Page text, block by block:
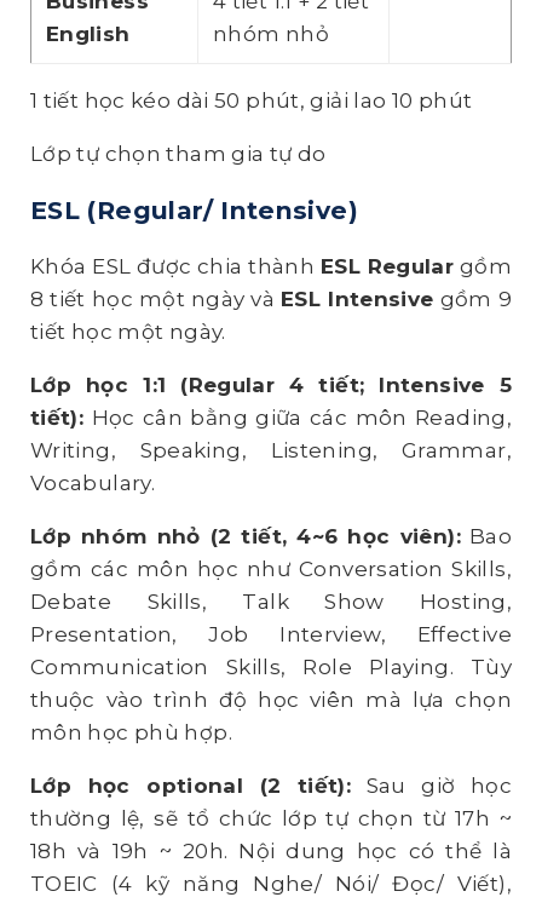
English
nhóm nhỏ
1 tiết học kéo dài 50 phút, giải lao 10 phút
Lớp tự chọn tham gia tự do
ESL (Regular/Intensive)
Khóa ESL được chia thành ESL Regular gồm
8 tiết học một ngày và ESL Intensive gồm 9
tiết học một ngày.
Lớp học 1:1 (Regular 4 tiết; Intensive 5
tiết): Học cân bằng giữa các môn Reading,
Writing, Speaking, Listening, Grammar,
Vocabulary.
Lớp nhóm nhỏ (2 tiết, 4~6 học viên):Bao
gồm các môn học như Conversation Skills,
Debate Skills, Talk Show Hosting,
Presentation, Job Interview, Effective
Communication Skills, Role Playing. Tùy
thuộc vào trình độ học viên mà lựa chọn
môn học phù hợp.
Lớp học optional (2 tiết): Sau giờ học
thường lệ, sẽ tổ chức lớp tự chọn từ 17h ~
18h và 19h ~ 20h. Nội dung học có thể là
TOEIC (4 kỹ năng Nghe/ Nói/ Đọc/ Viết),